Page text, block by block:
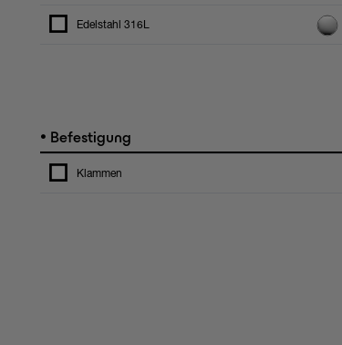
Edelstahl 316L
• Befestigung
Klammen